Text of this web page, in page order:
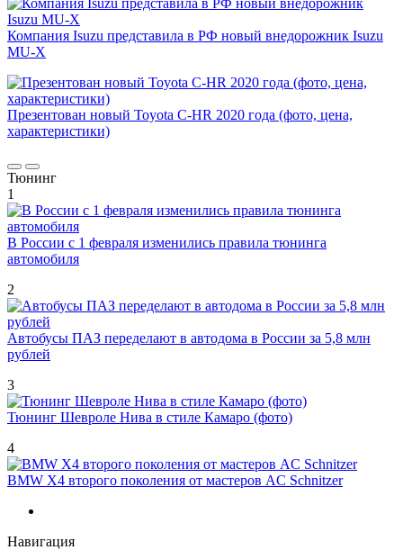
Компания Isuzu представила в РФ новый внедорожник Isuzu
MU-X
Презентован новый Toyota C-HR 2020 года (фото, цена,
характеристики)
Тюнинг
1
В России с 1 февраля изменились правила тюнинга
автомобиля
2
Автобусы ПАЗ переделают в автодома в России за 5,8 млн
рублей
3
Тюнинг Шевроле Нива в стиле Камаро (фото)
4
BMW X4 второго поколения от мастеров AC Schnitzer
Навигация